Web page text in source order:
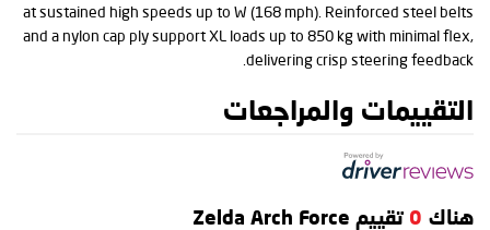
at sustained high speeds up to W (168 mph). Reinforced steel belts
and a nylon cap ply support XL loads up to 850 kg with minimal flex,
delivering crisp steering feedback.
التقييمات والمراجعات
هناك 0 تقييم Zelda Arch Force